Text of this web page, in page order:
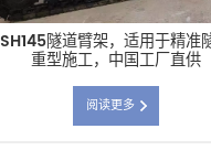
SH145隧道臂架，适用于精准
重型施工，中国工厂直供
阅读更多